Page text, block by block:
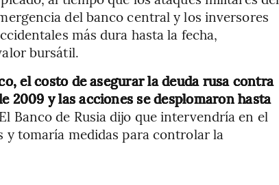
del banco central y los inversores
más dura hasta la fecha,
bursátil.
el costo de asegurar la deuda rusa contra
2009 y las acciones se desplomaron hasta
Banco de Rusia dijo que intervendría en el
y tomaría medidas para controlar la